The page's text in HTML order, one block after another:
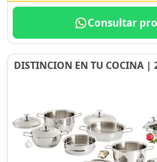
Consultar
DISTINCION EN TU COCINA |